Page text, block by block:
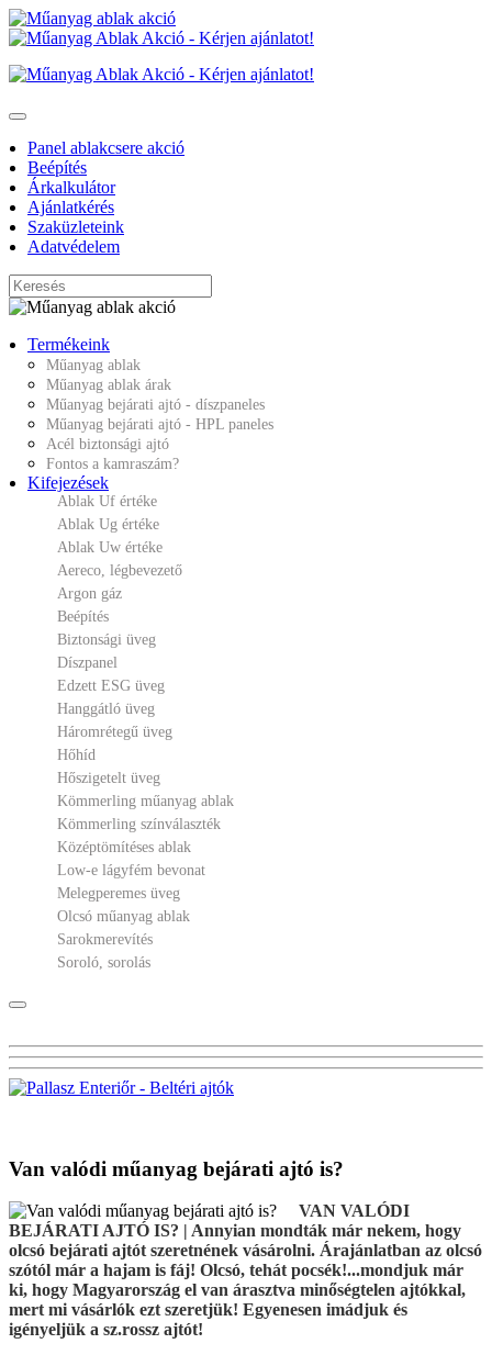
Panel ablakcsere akció
Beépítés
Árkalkulátor
Ajánlatkérés
Szaküzleteink
Adatvédelem
Termékeink
Műanyag ablak
Műanyag ablak árak
Műanyag bejárati ajtó - díszpaneles
Műanyag bejárati ajtó - HPL paneles
Acél biztonsági ajtó
Fontos a kamraszám?
Kifejezések
Ablak Uf értéke
Ablak Ug értéke
Ablak Uw értéke
Aereco, légbevezető
Argon gáz
Beépítés
Biztonsági üveg
Díszpanel
Edzett ESG üveg
Hanggátló üveg
Háromrétegű üveg
Hőhíd
Hőszigetelt üveg
Kömmerling műanyag ablak
Kömmerling színválaszték
Középtömítéses ablak
Low-e lágyfém bevonat
Melegperemes üveg
Olcsó műanyag ablak
Sarokmerevítés
Soroló, sorolás
Van valódi műanyag bejárati ajtó is?
VAN VALÓDI
BEJÁRATI AJTÓ IS? | Annyian mondták már nekem, hogy
olcsó bejárati ajtót szeretnének vásárolni. Árajánlatban az olcsó
szótól már a hajam is fáj! Olcsó, tehát pocsék!...mondjuk már
ki, hogy Magyarország el van árasztva minőségtelen ajtókkal,
mert mi vásárlók ezt szeretjük! Egyenesen imádjuk és
igényeljük a sz.rossz ajtót!